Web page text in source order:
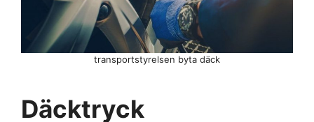
transportstyrelsen byta däck
Däcktryck